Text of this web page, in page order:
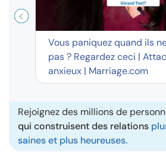
Vous paniquez quand ils
pas ? Regardez ceci |
anxieux | Marriage.com
Rejoignez des millions de
qui construisent des relations
saines et plus heureuses.